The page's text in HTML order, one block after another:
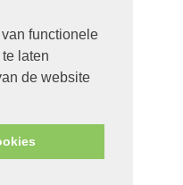
functionele
laten
de website